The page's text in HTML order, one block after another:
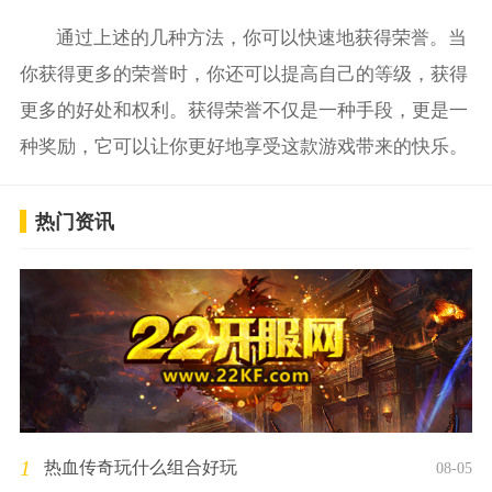
通过上述的几种方法，你可以快速地获得荣誉。当
你获得更多的荣誉时，你还可以提高自己的等级，获得
更多的好处和权利。获得荣誉不仅是一种手段，更是一
种奖励，它可以让你更好地享受这款游戏带来的快乐。
热门资讯
1 热血传奇玩什么组合好玩 08-05